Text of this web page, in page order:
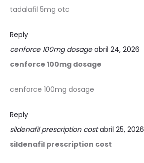
tadalafil 5mg otc
Reply
cenforce 100mg dosage abril 24, 2026
cenforce 100mg dosage
cenforce 100mg dosage
Reply
sildenafil prescription cost abril 25, 2026
sildenafil prescription cost